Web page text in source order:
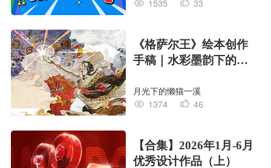
1535
33
《格萨尔王》绘本创作
手稿｜水彩墨韵下的史
月光下的懒猫一溪
1374
46
【合集】2026年1月-6月
优秀设计作品（上）